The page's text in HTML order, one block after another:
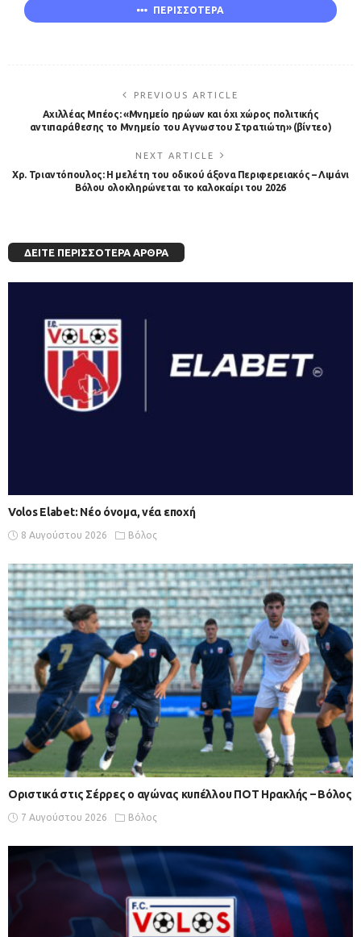
ΠΕΡΙΣΣΟΤΕΡΑ
PREVIOUS ARTICLE
Αχιλλέας Μπέος: «Μνημείο ηρώων και όχι χώρος πολιτικής
αντιπαράθεσης το Μνημείο του Αγνωστου Στρατιώτη» (βίντεο)
NEXT ARTICLE
Χρ. Τριαντόπουλος: Η μελέτη του οδικού άξονα Περιφερειακός – Λιμάνι
Βόλου ολοκληρώνεται το καλοκαίρι του 2026
ΔΕΊΤΕ ΠΕΡΙΣΣΌΤΕΡΑ ΆΡΘΡΑ
Volos Elabet: Νέο όνομα, νέα εποχή
8 Αυγούστου 2026 Βόλος
Οριστικά στις Σέρρες ο αγώνας κυπέλλου ΠΟΤ Ηρακλής – Βόλος
7 Αυγούστου 2026 Βόλος